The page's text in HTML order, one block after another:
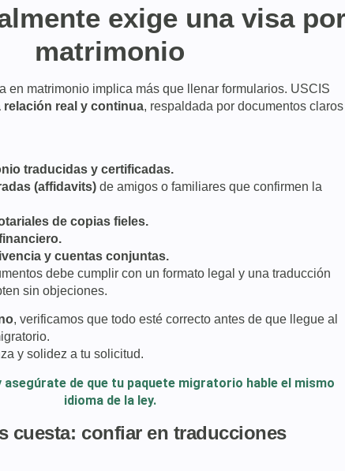
exige una visa por
matrimonio
en matrimonio implica más que llenar formularios. USCIS
relación real y continua, respaldada por documentos
traducidas y certificadas.
(affidavits) de amigos o familiares que confirmen la
de copias fieles.
y cuentas conjuntas.
debe cumplir con un formato legal y una traducción
sin objeciones.
, verificamos que todo esté correcto antes de que llegue al
y solidez a tu solicitud.
asegúrate de que tu paquete migratorio hable el mismo
idioma de la ley.
cuesta: confiar en traducciones